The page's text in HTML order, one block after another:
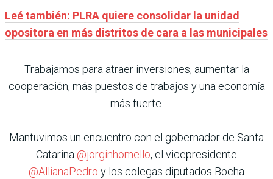
Leé también: PLRA quiere consolidar la unidad
opositora en más distritos de cara a las municipales
Trabajamos para atraer inversiones, aumentar la
cooperación, más puestos de trabajos y una economía
más fuerte.
Mantuvimos un encuentro con el gobernador de Santa
Catarina @jorginhomello, el vicepresidente
@AllianaPedro y los colegas diputados Bocha